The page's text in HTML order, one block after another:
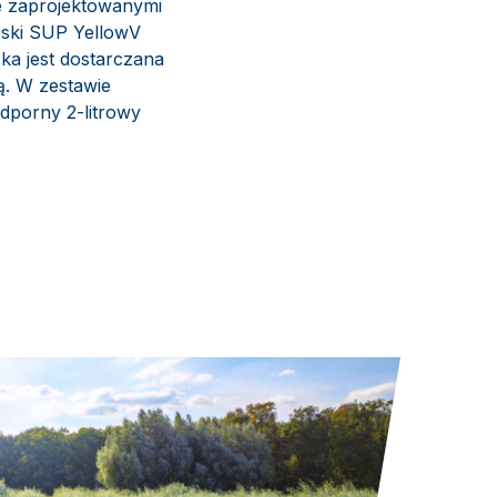
zaprojektowanymi
SUP YellowV
jest dostarczana
W zestawie
2-litrowy